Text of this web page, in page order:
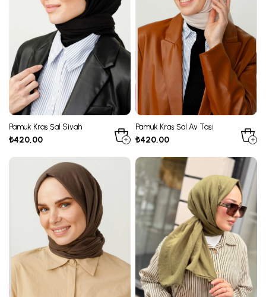
Pamuk Kraş Şal Siyah
₺420,00
Pamuk Kraş Şal Ay Taşı
₺420,00